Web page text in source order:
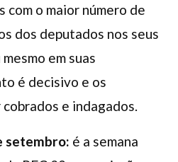
com o maior número de
dos deputados nos seus
em suas
é decisivo e os
e indagados.
setembro: é a semana